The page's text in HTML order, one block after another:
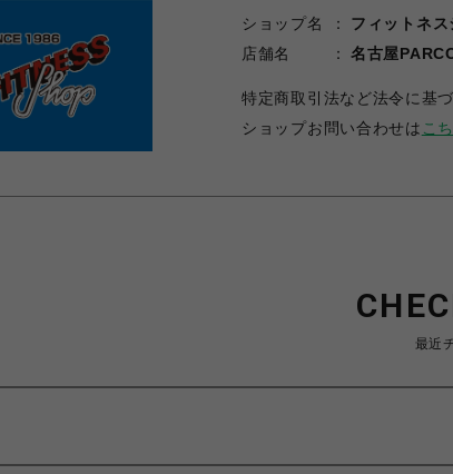
ショップ名
フィットネ
店舗名
名古屋
特定商取引法など法令に基
ショップお問い合わせは こ
最近